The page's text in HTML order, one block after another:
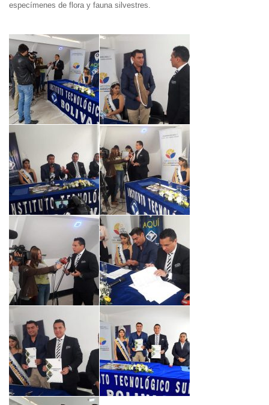
especímenes de flora y fauna silvestres.